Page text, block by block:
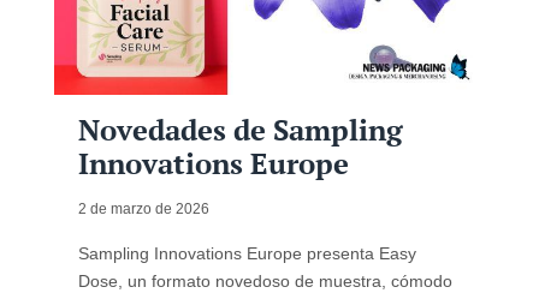
Novedades de Sampling
Innovations Europe
2 de marzo de 2026
Sampling Innovations Europe presenta Easy
Dose, un formato novedoso de muestra, cómodo